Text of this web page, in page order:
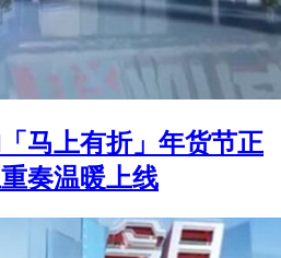
马上有折」年货节正
奏温暖上线